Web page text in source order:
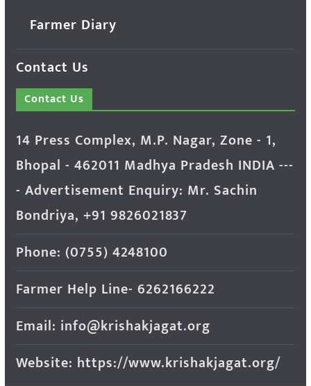
Farmer Diary
Contact Us
Contact Us
14 Press Complex, M.P. Nagar, Zone - 1,
Bhopal - 462011 Madhya Pradesh INDIA ---
- Advertisement Enquiry: Mr. Sachin
Bondriya, +91 9826021837
Phone: (0755) 4248100
Farmer Help Line- 6262166222
Email: info@krishakjagat.org
Website: https://www.krishakjagat.org/